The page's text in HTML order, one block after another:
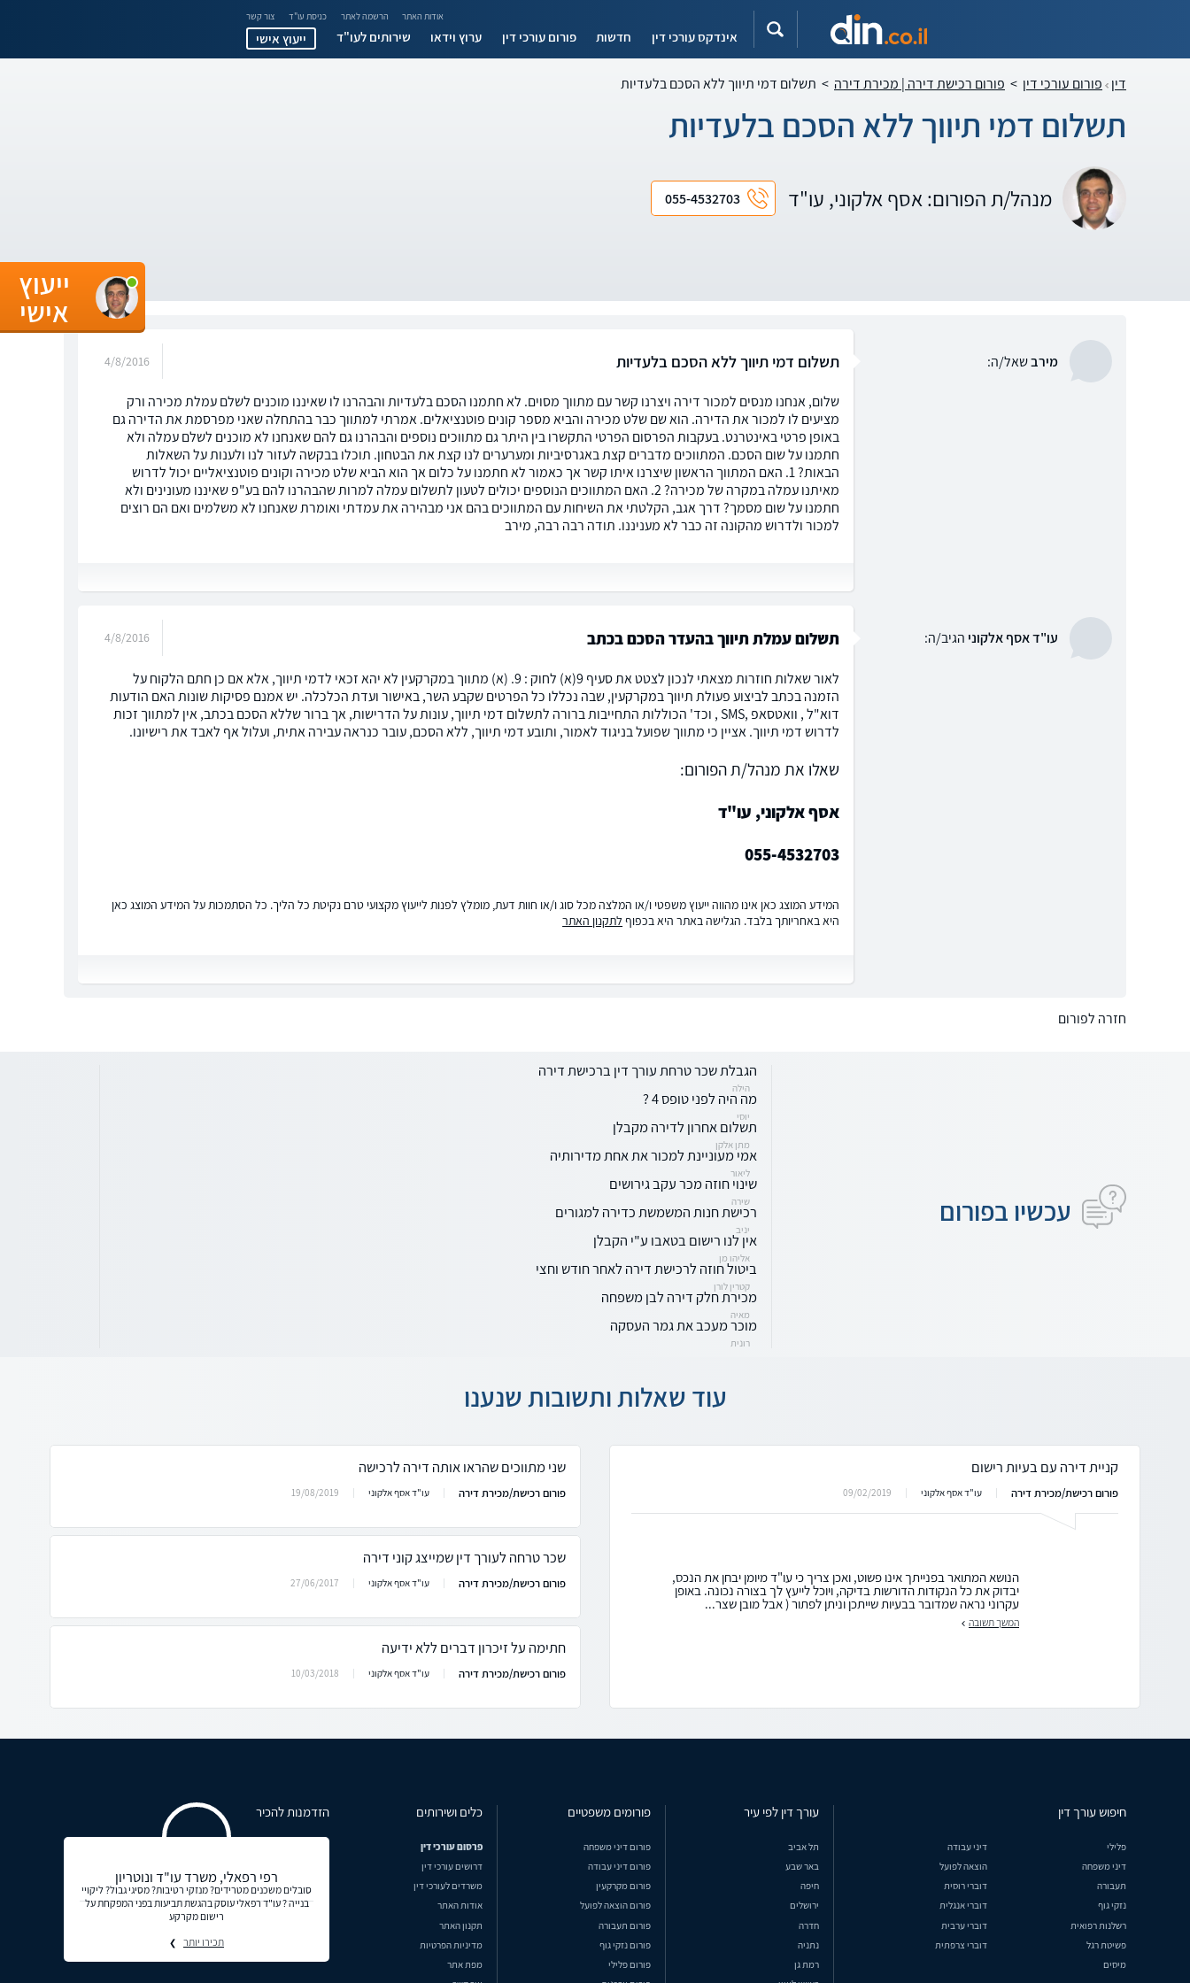
אודות האתר הרשמה לאתר כניסת עו"ד צור קשר
אינדקס עורכי דין חדשות פורום עורכי דין ערוץ וידאו שירותים לעו"ד ייעוץ אישי
דין פורום עורכי דין > פורום רכישת דירה | מכירת דירה > תשלום דמי תיווך ללא הסכם בלעדיות
תשלום דמי תיווך ללא הסכם בלעדיות
מנהל/ת הפורום: אסף אלקוני, עו"ד 055-4532703
מירבשאל/ה: תשלום דמי תיווך ללא הסכם בלעדיות 4/8/2016
שלום, אנחנו מנסים למכור דירה ויצרנו קשר עם מתווך מסוים. לא חתמנו הסכם בלעדיות והבהרנו לו שאיננו מוכנים לשלם עמלת מכירה ורק
מציעים לו למכור את הדירה. הוא שם שלט מכירה והביא מספר קונים פוטנציאלים. אמרתי למתווך כבר בהתחלה שאני מפרסמת את הדירה גם
באופן פרטי באינטרנט. בעקבות הפרסום הפרטי התקשרו בין היתר גם מתווכים נוספים והבהרנו גם להם שאנחנו לא מוכנים לשלם עמלה ולא
חתמנו על שום הסכם. המתווכים מדברים קצת באגרסיביות ומערערים לנו קצת את הבטחון. תוכלו בבקשה לעזור לנו ולענות על השאלות
הבאות? 1. האם המתווך הראשון שיצרנו איתו קשר אך כאמור לא חתמנו על כלום אך הוא הביא שלט מכירה וקונים פוטנציאליים יכול לדרוש
מאיתנו עמלה במקרה של מכירה? 2. האם המתווכים הנוספים יכולים לטעון לתשלום עמלה למרות שהבהרנו להם בע"פ שאיננו מעונינים ולא
חתמנו על שום מסמך? דרך אגב, הקלטתי את השיחות עם המתווכים בהם אני מבהירה את עמדתי ואומרת שאנחנו לא משלמים ואם הם רוצים
למכור ולדרוש מהקונה זה כבר לא מעניננו. תודה רבה רבה, מירב
עו"ד אסף אלקוני הגיב/ה: תשלום עמלת תיווך בהעדר הסכם בכתב 4/8/2016
לאור שאלות חוזרות מצאתי לנכון לצטט את סעיף 9(א) לחוק : 9. (א) מתווך במקרקעין לא יהא זכאי לדמי תיווך, אלא אם כן חתם הלקוח על
הזמנה בכתב לביצוע פעולת תיווך במקרקעין, שבה נכללו כל הפרטים שקבע השר, באישור ועדת הכלכלה. יש אמנם פסיקות שונות האם הודעות
דוא"ל , וואטסאפ ,SMS , וכד' הכוללות התחייבות ברורה לתשלום דמי תיווך, עונות על הדרישות, אך ברור שללא הסכם בכתב, אין למתווך זכות
לדרוש דמי תיווך. אציין כי מתווך שפועל בניגוד לאמור, ותובע דמי תיווך, ללא הסכם, עובר כנראה עבירה אתית, ועלול אף לאבד את רישיונו.
שאלו את מנהל/ת הפורום:
אסף אלקוני, עו"ד
055-4532703
המידע המוצג כאן אינו מהווה ייעוץ משפטי ו/או המלצה מכל סוג ו/או חוות דעת, מומלץ לפנות לייעוץ מקצועי טרם נקיטת כל הליך. כל הסתמכות על המידע המוצג כאן
היא באחריותך בלבד. הגלישה באתר היא בכפוף לתקנון האתר
חזרה לפורום
עכשיו בפורום
הגבלת שכר טרחת עורך דין ברכישת דירה
הילה
מה היה לפני טופס 4 ?
יוסי
תשלום אחרון לדירה מקבלן
מתן אלקן
אמי מעוניינת למכור את אחת מדירותיה
ליאור
שינוי חוזה מכר עקב גירושים
שירה
רכישת חנות המשמשת כדירה למגורים
יניב
אין לנו רישום בטאבו ע"י הקבלן
אליהו מן
ביטול חוזה לרכישת דירה לאחר חודש וחצי
קטרין לורן
מכירת חלק דירה לבן משפחה
מאיה
מוכר מעכב את גמר העסקה
רונית
עוד שאלות ותשובות שנענו
קניית דירה עם בעיות רישום
פורום רכישת/מכירת דירה עו"ד אסף אלקוני 09/02/2019
הנושא המתואר בפנייתך אינו פשוט, ואכן צריך כי עו"ד מיומן יבחן את הנכס,
יבדוק את כל הנקודות הדורשות בדיקה, ויוכל לייעץ לך בצורה נכונה. באופן
עקרוני נראה שמדובר בבעיות שייתכן וניתן לפתור ( אבל מובן שצר...
המשך תשובה
שני מתווכים שהראו אותה דירה לרכישה
פורום רכישת/מכירת דירה עו"ד אסף אלקוני 19/08/2019
שכר טרחה לעורך דין שמייצג קוני דירה
פורום רכישת/מכירת דירה עו"ד אסף אלקוני 27/06/2017
חתימה על זיכרון דברים ללא ידיעה
פורום רכישת/מכירת דירה עו"ד אסף אלקוני 10/03/2018
ייעוץ
אישי
חיפוש עורך דין
פלילי
דיני עבודה
דיני משפחה
הוצאה לפועל
תעבורה
דוברי רוסית
נזקי גוף
דוברי אנגלית
רשלנות רפואית
דוברי ערבית
פשיטת רגל
דוברי צרפתית
מיסים
עורך דין לפי עיר
תל אביב
באר שבע
חיפה
ירושלים
חדרה
נתניה
רמת גן
פורומים משפטיים
פורום דיני משפחה
פורום דיני עבודה
פורום מקרקעין
פורום הוצאה לפועל
פורום תעבורה
פורום נזקי גוף
פורום פלילי
כלים ושירותים
פרסום עורכי דין
דרושים עורכי דין
משרדים לעורכי דין
אודות האתר
תקנון האתר
מדיניות הפרטיות
מפת אתר
הזדמנות להכיר
רפי רפאלי, משרד עו"ד ונוטריון
סובלים משכנים מטרידים? מנזקי רטיבות? מסיגי גבול? ליקויי
בנייה ? עו"ד רפאלי עוסק בהגשת תביעות בפני המפקחת על
רישום מקרקע
תכירו יותר